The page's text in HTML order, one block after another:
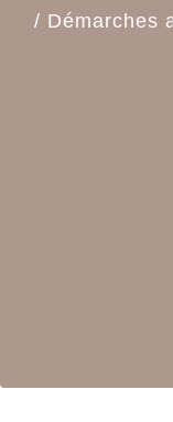
/ Démarches